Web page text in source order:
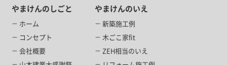
やまけんのしごと
ホーム
コンセプト
会社概要
やまけんのいえ
新築施工例
木ごこ家fit
ZEH相当のいえ